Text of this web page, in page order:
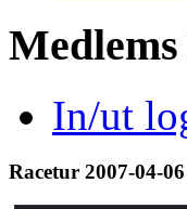
Medlems
In/ut
Racetur 2007-04-06